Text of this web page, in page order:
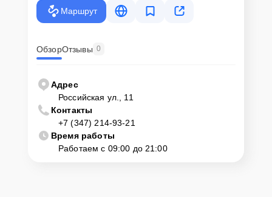
Маршрут
ОбзорОтзывы 0
Адрес
Российская ул., 11
Контакты
+7 (347) 214-93-21
Время работы
Работаем с 09:00 до 21:00